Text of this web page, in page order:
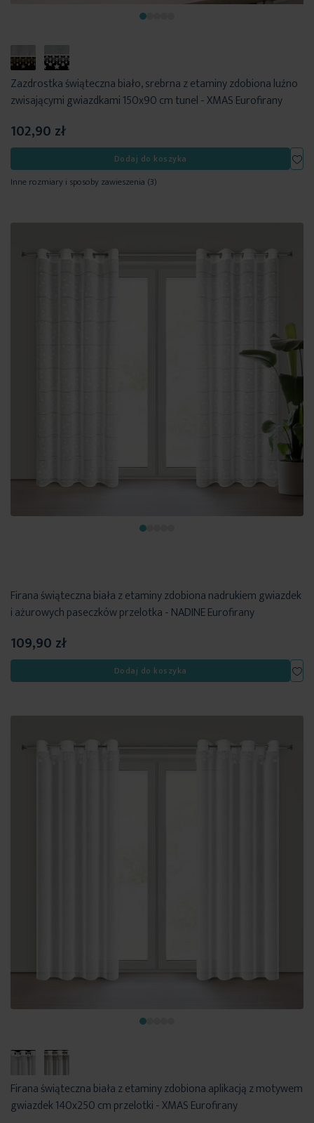
Zazdrostka świąteczna biało, srebrna z etaminy zdobiona luźno
zwisającymi gwiazdkami 150x90 cm tunel - XMAS Eurofirany
102,90 zł
Dodaj do koszyka
Inne rozmiary i sposoby zawieszenia (3)
Firana świąteczna biała z etaminy zdobiona nadrukiem gwiazdek
i ażurowych paseczków przelotka - NADINE Eurofirany
109,90 zł
Dodaj do koszyka
Firana świąteczna biała z etaminy zdobiona aplikacją z motywem
gwiazdek 140x250 cm przelotki - XMAS Eurofirany